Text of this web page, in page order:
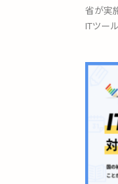
省が実
ITツー